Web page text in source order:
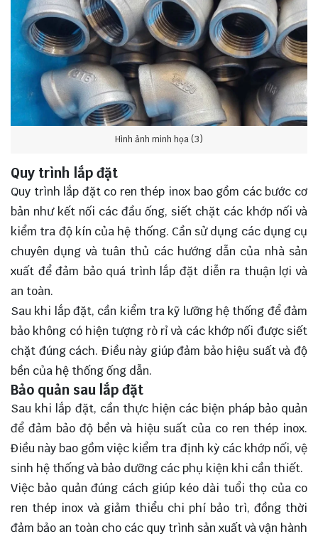
Hình ảnh minh họa (3)
Quy trình lắp đặt
Quy trình lắp đặt co ren thép inox bao gồm các bước cơ
bản như kết nối các đầu ống, siết chặt các khớp nối và
kiểm tra độ kín của hệ thống. Cần sử dụng các dụng cụ
chuyên dụng và tuân thủ các hướng dẫn của nhà sản
xuất để đảm bảo quá trình lắp đặt diễn ra thuận lợi và
an toàn.
Sau khi lắp đặt, cần kiểm tra kỹ lưỡng hệ thống để đảm
bảo không có hiện tượng rò rỉ và các khớp nối được siết
chặt đúng cách. Điều này giúp đảm bảo hiệu suất và độ
bền của hệ thống ống dẫn.
Bảo quản sau lắp đặt
Sau khi lắp đặt, cần thực hiện các biện pháp bảo quản
để đảm bảo độ bền và hiệu suất của co ren thép inox.
Điều này bao gồm việc kiểm tra định kỳ các khớp nối, vệ
sinh hệ thống và bảo dưỡng các phụ kiện khi cần thiết.
Việc bảo quản đúng cách giúp kéo dài tuổi thọ của co
ren thép inox và giảm thiểu chi phí bảo trì, đồng thời
đảm bảo an toàn cho các quy trình sản xuất và vận hành